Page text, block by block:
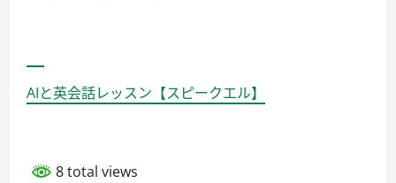
AIと英会話レッスン【スピークエル】
8 total views